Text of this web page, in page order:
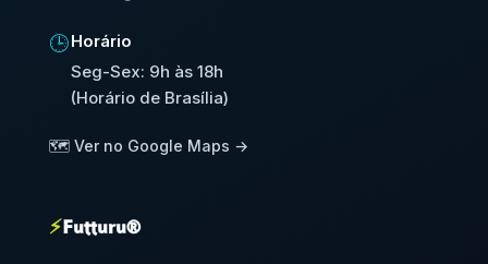
🕒Horário
Seg-Sex: 9h às 18h
(Horário de Brasília)
🗺️ Ver no Google Maps →
⚡Futturu®